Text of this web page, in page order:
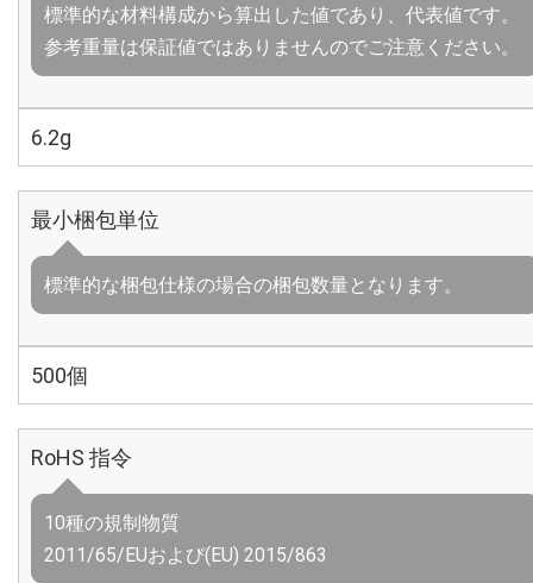
標準的な材料構成から算出した値であり、代表値です。
参考重量は保証値ではありませんのでご注意ください。
6.2g
最小梱包単位
標準的な梱包仕様の場合の梱包数量となります。
500個
RoHS 指令
10種の規制物質
2011/65/EUおよび(EU) 2015/863